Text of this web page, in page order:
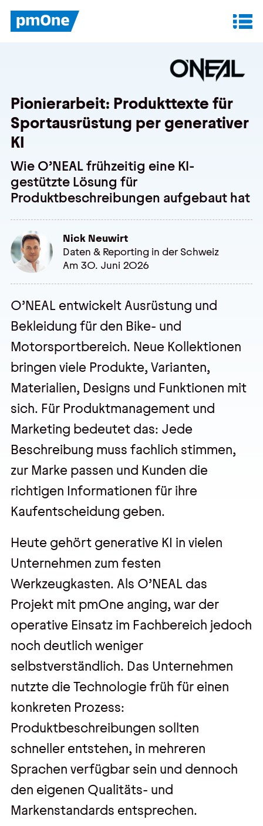
Pionierarbeit: Produkttexte für
Sportausrüstung per generativer
KI
Wie O’NEAL frühzeitig eine KI-
gestützte Lösung für
Produktbeschreibungen aufgebaut hat
Nick Neuwirt
Daten & Reporting in der Schweiz
Am 30. Juni 2026
O’NEAL entwickelt Ausrüstung und
Bekleidung für den Bike- und
Motorsportbereich. Neue Kollektionen
bringen viele Produkte, Varianten,
Materialien, Designs und Funktionen mit
sich. Für Produktmanagement und
Marketing bedeutet das: Jede
Beschreibung muss fachlich stimmen,
zur Marke passen und Kunden die
richtigen Informationen für ihre
Kaufentscheidung geben.
Heute gehört generative KI in vielen
Unternehmen zum festen
Werkzeugkasten. Als O’NEAL das
Projekt mit pmOne anging, war der
operative Einsatz im Fachbereich jedoch
noch deutlich weniger
selbstverständlich. Das Unternehmen
nutzte die Technologie früh für einen
konkreten Prozess:
Produktbeschreibungen sollten
schneller entstehen, in mehreren
Sprachen verfügbar sein und dennoch
den eigenen Qualitäts- und
Markenstandards entsprechen.
Unser Angebot
Datenanalyse & Reporting
Finanzplanung & Controlling
Insights
Whitepaper
Blog
Veranstaltungen
Trainings
Webseminare
Events
Über uns
Wir sind pmOne
Partner & Technologie
Jobs & Karriere
Kontakt
Kontakt, Impressum
Datenschutz
AGBs
Hinweisgebersystem